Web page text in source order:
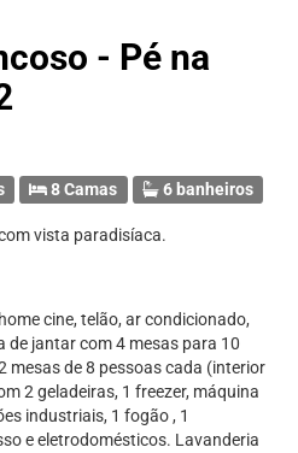
- Pé na
8 Camas 6 banheiros
vista paradisíaca.
cine, telão, ar condicionado,
de jantar com 4 mesas para 10
mesas de 8 pessoas cada (interior
2 geladeiras, 1 freezer, máquina
industriais, 1 fogão , 1
e eletrodomésticos. Lavanderia